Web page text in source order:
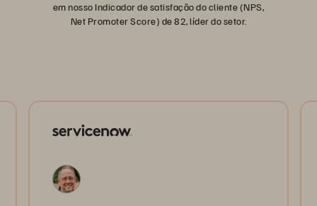
em nosso Indicador de satisfação do cliente (NPS,
Net Promoter Score) de 82, líder do setor.